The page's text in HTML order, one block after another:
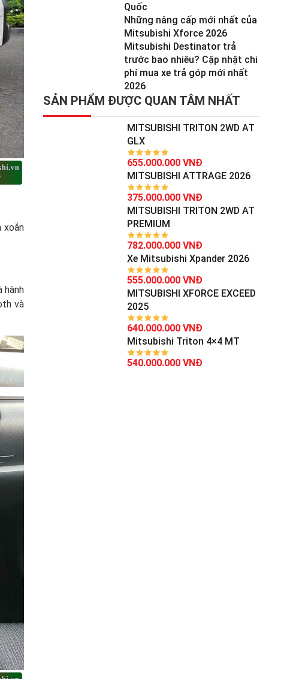
xoắn
hành
và
Quốc
Những nâng cấp mới nhất của
Mitsubishi Xforce 2026
Mitsubishi Destinator trả
trước bao nhiêu? Cập nhật chi
phí mua xe trả góp mới nhất
2026
SẢN PHẨM ĐƯỢC QUAN TÂM NHẤT
MITSUBISHI TRITON 2WD AT
GLX
655.000.000 VNĐ
MITSUBISHI ATTRAGE 2026
375.000.000 VNĐ
MITSUBISHI TRITON 2WD AT
PREMIUM
782.000.000 VNĐ
Xe Mitsubishi Xpander 2026
555.000.000 VNĐ
MITSUBISHI XFORCE EXCEED
2025
640.000.000 VNĐ
Mitsubishi Triton 4×4 MT
540.000.000 VNĐ